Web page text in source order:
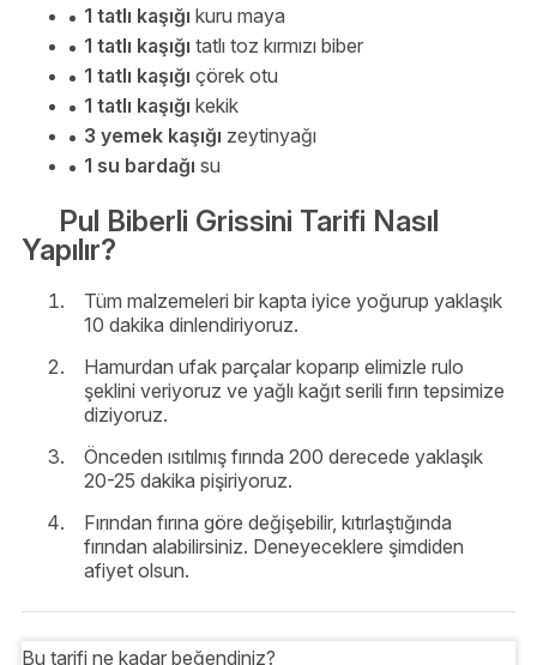
1 tatlı kaşığı kuru maya
1 tatlı kaşığı tatlı toz kırmızı biber
1 tatlı kaşığı çörek otu
1 tatlı kaşığı kekik
3 yemek kaşığı zeytinyağı
1 su bardağı su
Pul Biberli Grissini Tarifi Nasıl
Yapılır?
Tüm malzemeleri bir kapta iyice yoğurup yaklaşık
10 dakika dinlendiriyoruz.
Hamurdan ufak parçalar koparıp elimizle rulo
şeklini veriyoruz ve yağlı kağıt serili fırın tepsimize
diziyoruz.
Önceden ısıtılmış fırında 200 derecede yaklaşık
20-25 dakika pişiriyoruz.
Fırından fırına göre değişebilir, kıtırlaştığında
fırından alabilirsiniz. Deneyeceklere şimdiden
afiyet olsun.
Bu tarifi ne kadar beğendiniz?